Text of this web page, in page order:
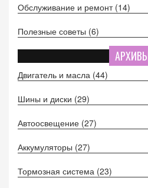
Обслуживание и ремонт (14)
Полезные советы (6)
Двигатель и масла (44)
Шины и диски (29)
Автоосвещение (27)
Аккумуляторы (27)
Тормозная система (23)